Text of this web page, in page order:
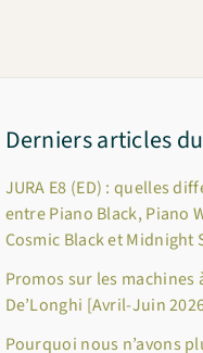
Derniers articles
JURA E8 (ED) : quelles
entre Piano Black, Piano
Cosmic Black et Midnight
Promos sur les machines
De’Longhi [Avril-Juin
Pourquoi nous n’avons